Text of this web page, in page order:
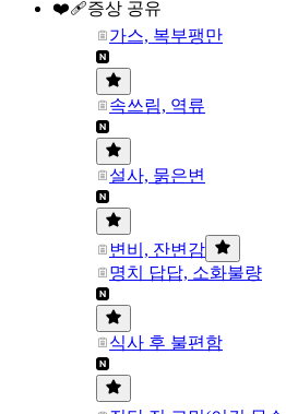
❤️‍🩹증상 공유
가스, 복부팽만
속쓰림, 역류
설사, 묽은변
변비, 잔변감
명치 답답, 소화불량
식사 후 불편함